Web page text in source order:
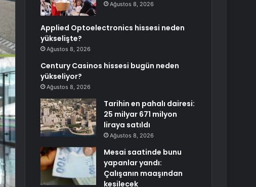
Ağustos 8, 2026
Applied Optoelectronics hissesi neden
yükselişte?
Ağustos 8, 2026
Century Casinos hissesi bugün neden
yükseliyor?
Ağustos 8, 2026
Tarihin en pahalı dairesi:
25 milyar 671 milyon
liraya satıldı
Ağustos 8, 2026
Mesai saatinde bunu
yapanlar yandı:
Çalışanın maaşından
kesilecek